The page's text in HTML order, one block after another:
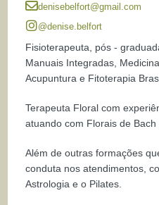
denisebelfort@gmail.com
@denise.belfort
Fisioterapeuta, pós -
Manuais Integradas,
Acupuntura e Fitoterapia
Terapeuta Floral com
atuando com Florais de
Além de outras formações
conduta nos atendimentos,
Astrologia e o Pilates.